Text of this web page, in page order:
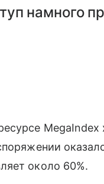
намного
MegaIndex
около 60%.